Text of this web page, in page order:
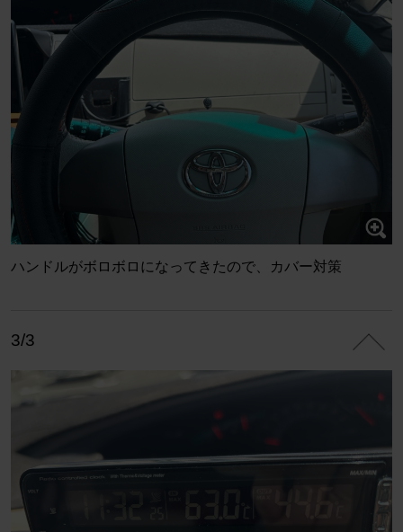
ハンドルがボロボロになってきたので、カバー対策
3/3